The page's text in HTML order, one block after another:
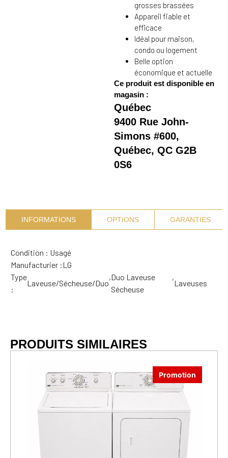
grosses brassées
Appareil fiable et
efficace
Idéal pour maison,
condo ou logement
Belle option
économique et actuelle
Ce produit est disponible en
magasin :
Québec
9400 Rue John-
Simons #600,
Québec, QC G2B
0S6
INFORMATIONS OPTIONS GARANTIES
Condition : Usagé
Manufacturier :LG
Type
:
Laveuse/Sécheuse/Duo
,Duo Laveuse
Sécheuse
,
Laveuses
PRODUITS SIMILAIRES
Promotion